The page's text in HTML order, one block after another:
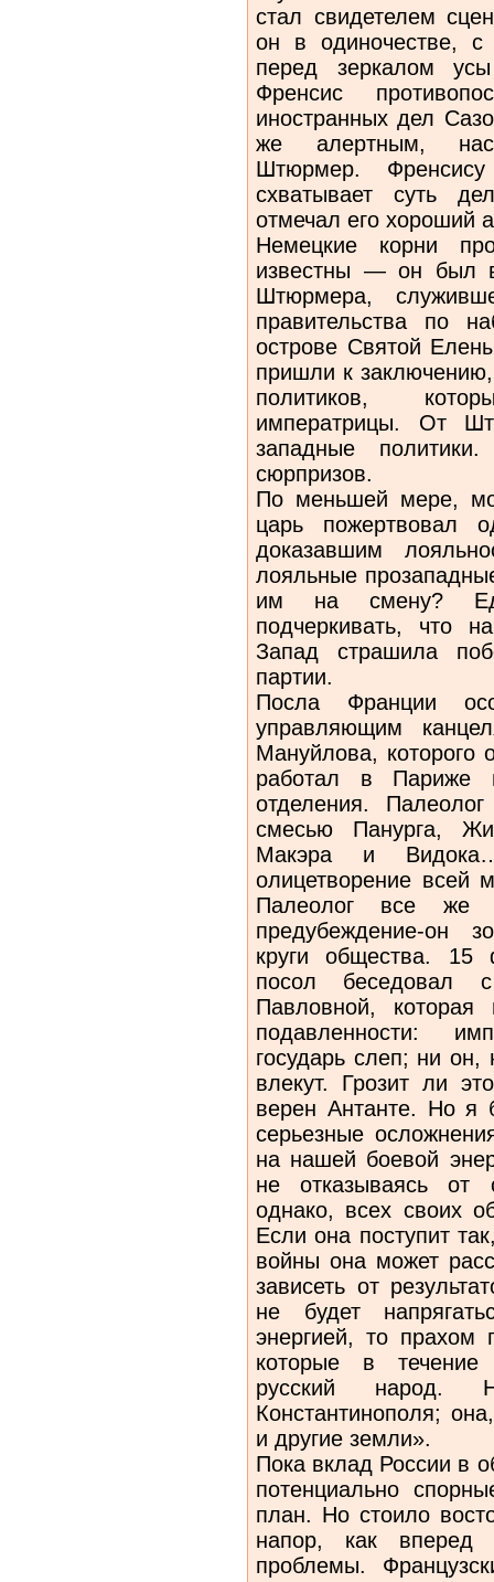
стал свидетелем
он в одиночестве, с
перед зеркалом
Френсис
иностранных дел
же алертным,
Штюрмер.
схватывает суть
отмечал его хороший
Немецкие корни
известны — он был
Штюрмера,
правительства по
острове Святой
пришли к
политиков,
императрицы. От
западные
сюрпризов.
По меньшей мере,
царь пожертвовал
доказавшим
лояльные
им на смену?
подчеркивать, что
Запад страшила
партии.
Посла Франции
управляющим
Мануйлова, которого
работал в Париже
отделения.
смесью Панурга,
Макэра и
олицетворение всей
Палеолог все же
предубеждение-он
круги общества. 15
посол беседовал
Павловной,
подавленности:
государь слеп; ни он,
влекут. Грозит ли
верен Антанте. Но я
серьезные
на нашей боевой
не отказываясь от
однако, всех своих
Если она поступит
войны она может
зависеть от
не будет
энергией, то прахом
которые в течение
русский народ.
Константинополя;
и другие земли».
Пока вклад России в
потенциально
план. Но стоило
напор, как вперед
проблемы.